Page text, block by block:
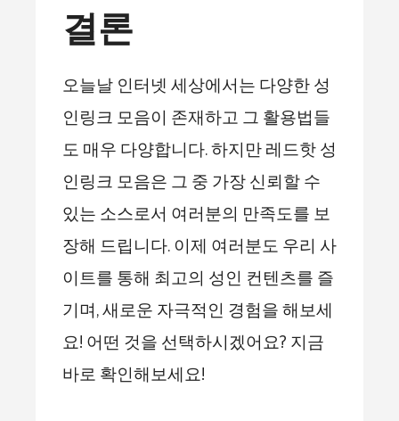
결론
오늘날 인터넷 세상에서는 다양한 성
인링크 모음이 존재하고 그 활용법들
도 매우 다양합니다. 하지만 레드핫 성
인링크 모음은 그 중 가장 신뢰할 수
있는 소스로서 여러분의 만족도를 보
장해 드립니다. 이제 여러분도 우리 사
이트를 통해 최고의 성인 컨텐츠를 즐
기며, 새로운 자극적인 경험을 해보세
요! 어떤 것을 선택하시겠어요? 지금
바로 확인해보세요!